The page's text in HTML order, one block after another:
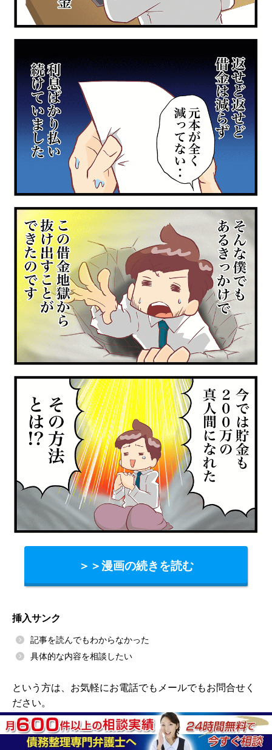
＞＞漫画の続きを読む
挿入サンク
記事を読んでもわからなかった
具体的な内容を相談したい
という方は、お気軽にお電話でもメールでもお問合せく
ださい。
↓24時間無料相談受付中↓